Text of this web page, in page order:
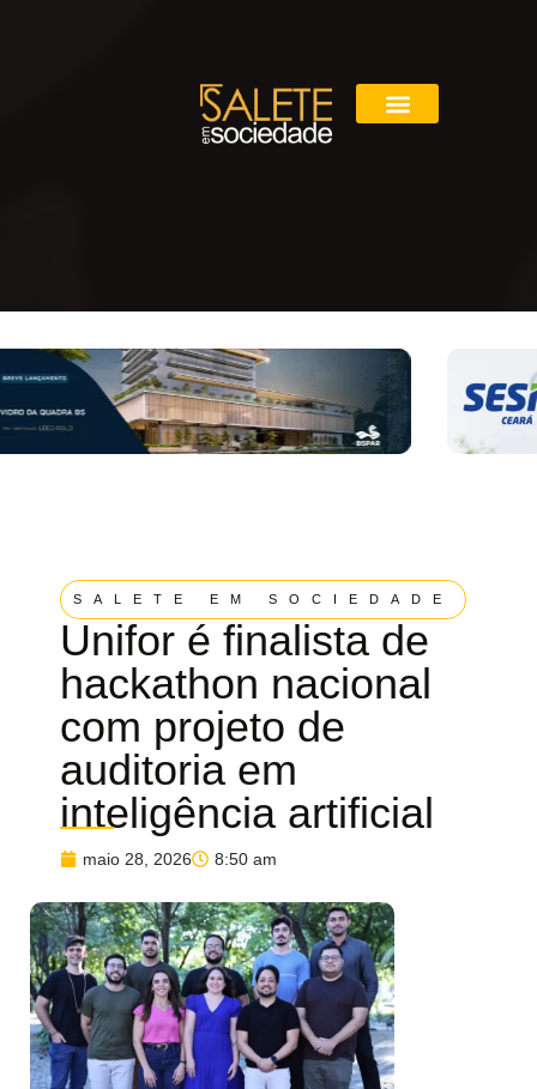
SALETE EM SOCIEDADE
Unifor é finalista de
hackathon nacional
com projeto de
auditoria em
inteligência artificial
maio 28, 2026 8:50 am